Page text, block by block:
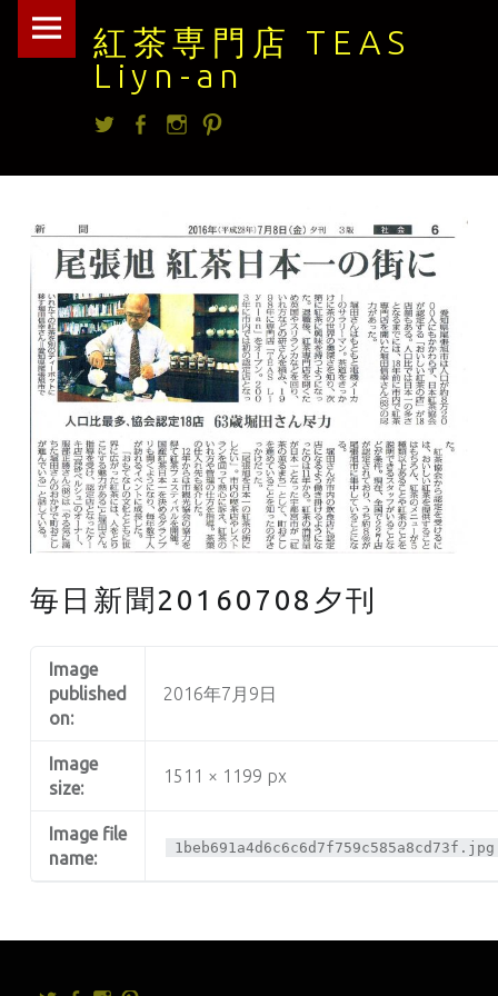
紅茶専門店 TEAS
Liyn-an
紅
Liyn-
site
navigation
Skip
Twitterfacebook
Instagram
毎日新聞20160708夕刊
Image
published
on:
2016年7月9日
Image
size:
1511 × 1199 px
Image file
name:
1beb691a4d6c6c6d7f759c585a8cd73f.jpg